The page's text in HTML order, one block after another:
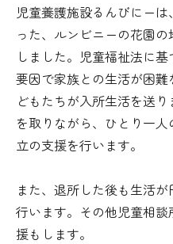
児童養護施設るんびにー
った、ルンビニーの花園
しました。児童福祉法に
要因で家族との生活が困
どもたちが入所生活を送
を取りながら、ひとり一
立の支援を行います。
また、退所した後も生活
行います。その他児童相
援もします。